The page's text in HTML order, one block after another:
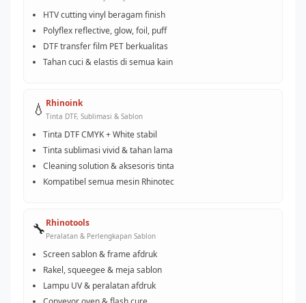
HTV cutting vinyl beragam finish
Polyflex reflective, glow, foil, puff
DTF transfer film PET berkualitas
Tahan cuci & elastis di semua kain
💧 Rhinoink
Tinta DTF, Sublimasi & Sablon
Tinta DTF CMYK + White stabil
Tinta sublimasi vivid & tahan lama
Cleaning solution & aksesoris tinta
Kompatibel semua mesin Rhinotec
🔧Rhinotools
Peralatan & Perlengkapan Sablon
Screen sablon & frame afdruk
Rakel, squeegee & meja sablon
Lampu UV & peralatan afdruk